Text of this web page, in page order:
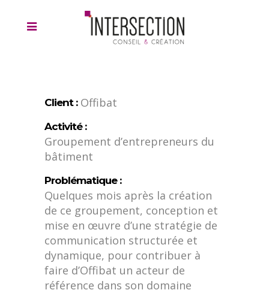
Client : Offibat
Activité :
Groupement d’entrepreneurs du
bâtiment
Problématique :
Quelques mois après la création
de ce groupement, conception et
mise en œuvre d’une stratégie de
communication structurée et
dynamique, pour contribuer à
faire d’Offibat un acteur de
référence dans son domaine